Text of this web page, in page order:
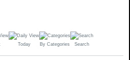
Today By Categories Search